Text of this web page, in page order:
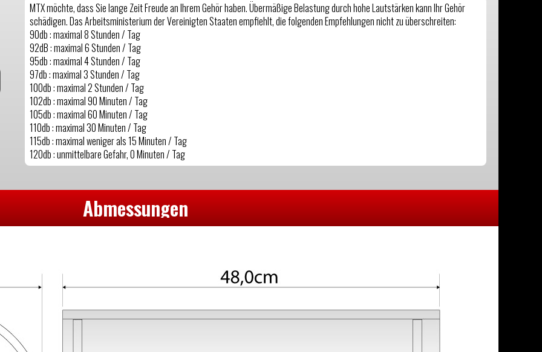
MTX möchte, dass Sie lange Zeit Freude an Ihrem Gehör haben. Übermäßige Belastung durch hohe Lautstärken kann Ihr Gehör
schädigen. Das Arbeitsministerium der Vereinigten Staaten empfiehlt, die folgenden Empfehlungen nicht zu überschreiten:
90db : maximal 8 Stunden / Tag
92dB : maximal 6 Stunden / Tag
95db : maximal 4 Stunden / Tag
97db : maximal 3 Stunden / Tag
100db : maximal 2 Stunden / Tag
102db : maximal 90 Minuten / Tag
105db : maximal 60 Minuten / Tag
110db : maximal 30 Minuten / Tag
115db : maximal weniger als 15 Minuten / Tag
120db : unmittelbare Gefahr, 0 Minuten / Tag
Abmessungen